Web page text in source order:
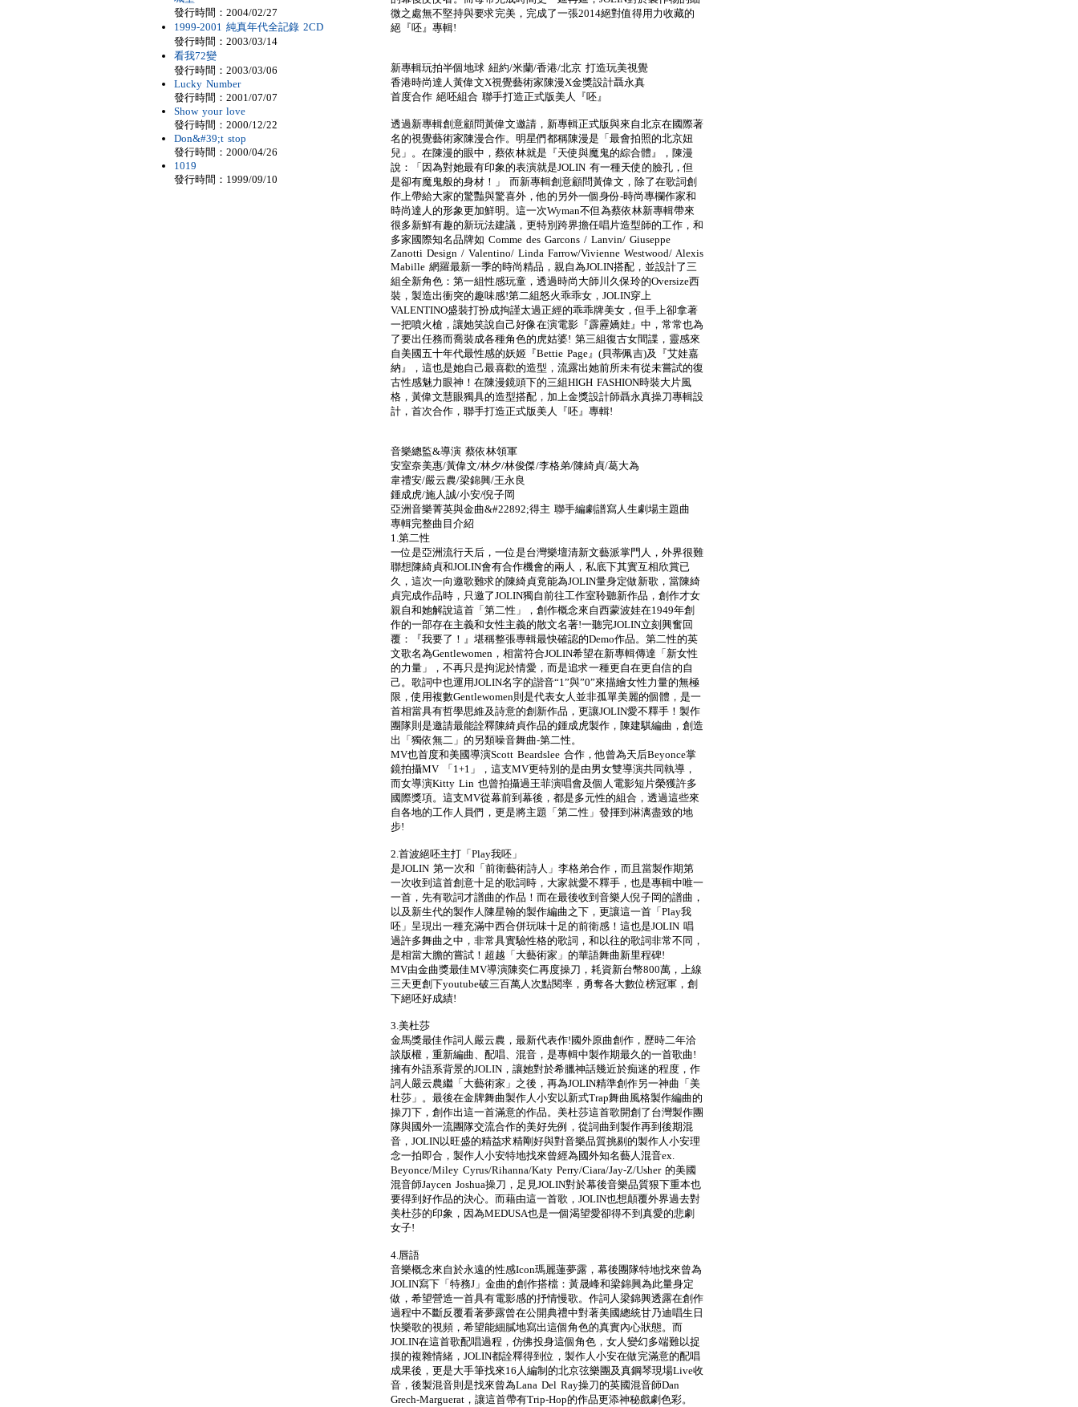
微之處無不堅持與要求完美，完成了一張2014絕對值得用力收藏的
絕『呸』專輯!
新專輯玩拍半個地球 紐約/米蘭/香港/北京 打造玩美視覺
香港時尚達人黃偉文X視覺藝術家陳漫X金獎設計聶永真
首度合作 絕呸組合 聯手打造正式版美人『呸』
透過新專輯創意顧問黃偉文邀請，新專輯正式版與來自北京在國際著
名的視覺藝術家陳漫合作。明星們都稱陳漫是「最會拍照的北京妞
兒」。在陳漫的眼中，蔡依林就是『天使與魔鬼的綜合體』，陳漫
說：「因為對她最有印象的表演就是JOLIN 有一種天使的臉孔，但
是卻有魔鬼般的身材！」 而新專輯創意顧問黃偉文，除了在歌詞創
作上帶給大家的驚豔與驚喜外，他的另外一個身份-時尚專欄作家和
時尚達人的形象更加鮮明。這一次Wyman不但為蔡依林新專輯帶來
很多新鮮有趣的新玩法建議，更特別跨界擔任唱片造型師的工作，和
多家國際知名品牌如 Comme des Garcons / Lanvin/ Giuseppe
Zanotti Design / Valentino/ Linda Farrow/Vivienne Westwood/ Alexis
Mabille 網羅最新一季的時尚精品，親自為JOLIN搭配，並設計了三
組全新角色：第一組性感玩童，透過時尚大師川久保玲的Oversize西
裝，製造出衝突的趣味感!第二組怒火乖乖女，JOLIN穿上
VALENTINO盛裝打扮成拘謹太過正經的乖乖牌美女，但手上卻拿著
一把噴火槍，讓她笑說自己好像在演電影『霹靂嬌娃』中，常常也為
了要出任務而喬裝成各種角色的虎姑婆! 第三組復古女間諜，靈感來
自美國五十年代最性感的妖姬『Bettie Page』(貝蒂佩吉)及『艾娃嘉
納』，這也是她自己最喜歡的造型，流露出她前所未有從未嘗試的復
古性感魅力眼神！在陳漫鏡頭下的三組HIGH FASHION時裝大片風
格，黃偉文慧眼獨具的造型搭配，加上金獎設計師聶永真操刀專輯設
計，首次合作，聯手打造正式版美人『呸』專輯!
音樂總監&導演 蔡依林領軍
安室奈美惠/黃偉文/林夕/林俊傑/李格弟/陳綺貞/葛大為
韋禮安/嚴云農/梁錦興/王永良
鍾成虎/施人誠/小安/倪子岡
亞洲音樂菁英與金曲&#22892;得主 聯手編劇譜寫人生劇場主題曲
專輯完整曲目介紹
1.第二性
一位是亞洲流行天后，一位是台灣樂壇清新文藝派掌門人，外界很難
聯想陳綺貞和JOLIN會有合作機會的兩人，私底下其實互相欣賞已
久，這次一向邀歌難求的陳綺貞竟能為JOLIN量身定做新歌，當陳綺
貞完成作品時，只邀了JOLIN獨自前往工作室聆聽新作品，創作才女
親自和她解說這首「第二性」，創作概念來自西蒙波娃在1949年創
作的一部存在主義和女性主義的散文名著!一聽完JOLIN立刻興奮回
覆：『我要了！』堪稱整張專輯最快確認的Demo作品。第二性的英
文歌名為Gentlewomen，相當符合JOLIN希望在新專輯傳達「新女性
的力量」，不再只是拘泥於情愛，而是追求一種更自在更自信的自
己。歌詞中也運用JOLIN名字的諧音“1”與”0”來描繪女性力量的無極
限，使用複數Gentlewomen則是代表女人並非孤單美麗的個體，是一
首相當具有哲學思維及詩意的創新作品，更讓JOLIN愛不釋手！製作
團隊則是邀請最能詮釋陳綺貞作品的鍾成虎製作，陳建騏編曲，創造
出「獨依無二」的另類噪音舞曲-第二性。
MV也首度和美國導演Scott Beardslee 合作，他曾為天后Beyonce掌
鏡拍攝MV 「1+1」，這支MV更特別的是由男女雙導演共同執導，
而女導演Kitty Lin 也曾拍攝過王菲演唱會及個人電影短片榮獲許多
國際獎項。這支MV從幕前到幕後，都是多元性的組合，透過這些來
自各地的工作人員們，更是將主題「第二性」發揮到淋漓盡致的地
步!
2.首波絕呸主打「Play我呸」
是JOLIN 第一次和「前衛藝術詩人」李格弟合作，而且當製作期第
一次收到這首創意十足的歌詞時，大家就愛不釋手，也是專輯中唯一
一首，先有歌詞才譜曲的作品！而在最後收到音樂人倪子岡的譜曲，
以及新生代的製作人陳星翰的製作編曲之下，更讓這一首「Play我
呸」呈現出一種充滿中西合併玩味十足的前衛感！這也是JOLIN 唱
過許多舞曲之中，非常具實驗性格的歌詞，和以往的歌詞非常不同，
是相當大膽的嘗試！超越「大藝術家」的華語舞曲新里程碑!
MV由金曲獎最佳MV導演陳奕仁再度操刀，耗資新台幣800萬，上線
三天更創下youtube破三百萬人次點閱率，勇奪各大數位榜冠軍，創
下絕呸好成績!
3.美杜莎
金馬獎最佳作詞人嚴云農，最新代表作!國外原曲創作，歷時二年洽
談版權，重新編曲、配唱、混音，是專輯中製作期最久的一首歌曲!
擁有外語系背景的JOLIN，讓她對於希臘神話幾近於痴迷的程度，作
詞人嚴云農繼「大藝術家」之後，再為JOLIN精準創作另一神曲「美
杜莎」。最後在金牌舞曲製作人小安以新式Trap舞曲風格製作編曲的
操刀下，創作出這一首滿意的作品。美杜莎這首歌開創了台灣製作團
隊與國外一流團隊交流合作的美好先例，從詞曲到製作再到後期混
音，JOLIN以旺盛的精益求精剛好與對音樂品質挑剔的製作人小安理
念一拍即合，製作人小安特地找來曾經為國外知名藝人混音ex.
Beyonce/Miley Cyrus/Rihanna/Katy Perry/Ciara/Jay-Z/Usher 的美國
混音師Jaycen Joshua操刀，足見JOLIN對於幕後音樂品質狠下重本也
要得到好作品的決心。而藉由這一首歌，JOLIN也想顛覆外界過去對
美杜莎的印象，因為MEDUSA也是一個渴望愛卻得不到真愛的悲劇
女子!
4.唇語
音樂概念來自於永遠的性感Icon瑪麗蓮夢露，幕後團隊特地找來曾為
JOLIN寫下「特務J」金曲的創作搭檔：黃晟峰和梁錦興為此量身定
做，希望營造一首具有電影感的抒情慢歌。作詞人梁錦興透露在創作
過程中不斷反覆看著夢露曾在公開典禮中對著美國總統甘乃迪唱生日
快樂歌的視頻，希望能細膩地寫出這個角色的真實內心狀態。而
JOLIN在這首歌配唱過程，仿佛投身這個角色，女人變幻多端難以捉
摸的複雜情緒，JOLIN都詮釋得到位，製作人小安在做完滿意的配唱
成果後，更是大手筆找來16人編制的北京弦樂團及真鋼琴現場Live收
音，後製混音則是找來曾為Lana Del Ray操刀的英國混音師Dan
Grech-Marguerat，讓這首帶有Trip-Hop的作品更添神秘戲劇色彩。
發行時間：2004/02/27
1999-2001 純真年代全記錄 2CD
發行時間：2003/03/14
看我72變
發行時間：2003/03/06
Lucky Number
發行時間：2001/07/07
Show your love
發行時間：2000/12/22
Don&#39;t stop
發行時間：2000/04/26
1019
發行時間：1999/09/10